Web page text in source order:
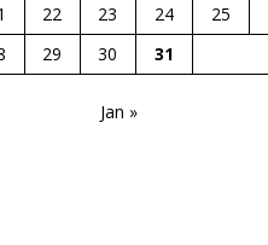
22 23 24 25
29 30 31
Jan »